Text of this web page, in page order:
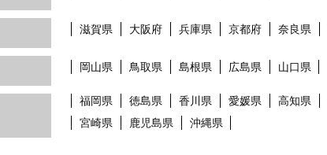
滋賀県 大阪府 兵庫県 京都府 奈良県
岡山県 鳥取県 島根県 広島県 山口県
福岡県 徳島県 香川県 愛媛県 高知県
宮崎県
鹿児島県 沖縄県